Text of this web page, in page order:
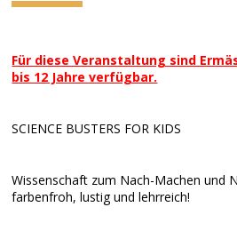
Für diese Veranstaltung sind
bis 12 Jahre verfügbar.
SCIENCE BUSTERS FOR KIDS
Wissenschaft zum Nach-Machen und
farbenfroh, lustig und lehrreich!